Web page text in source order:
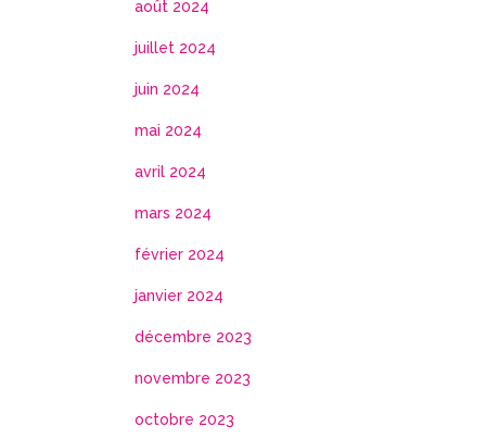
août 2024
juillet 2024
juin 2024
mai 2024
avril 2024
mars 2024
février 2024
janvier 2024
décembre 2023
novembre 2023
octobre 2023